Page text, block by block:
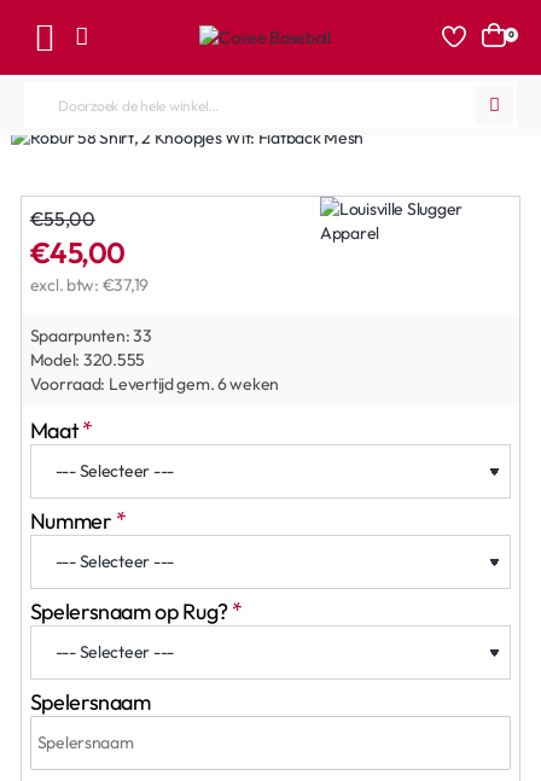
0
Doorzoek
de
winkel...
Spaarpunten:33
Model: 320.555
Voorraad: Levertijd gem. 6 weken
€45,00
€55,00
excl. btw: €37,19
Maat
Nummer
Spelersnaam op Rug?
Spelersnaam